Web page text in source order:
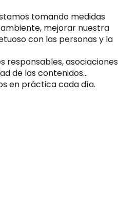
tomando medidas
mejorar nuestra
con las personas y la
responsables, asociaciones
de los contenidos…
en práctica cada día.